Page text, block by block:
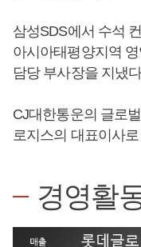
삼성SDS에서 수석
아시아태평양지역
담당 부사장을 지냈
CJ대한통운의 글로
로지스의 대표이사
경영활